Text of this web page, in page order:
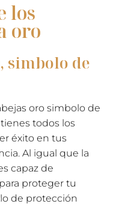
los
oro
simbolo de
oro simbolo de
todos los
éxito en tus
Al igual que la
capaz de
proteger tu
de protección